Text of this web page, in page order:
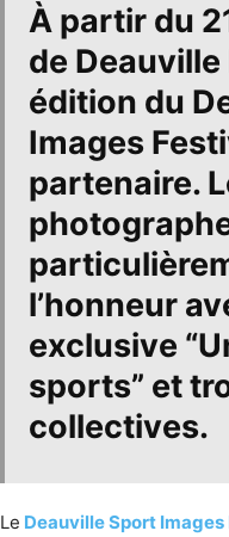
À partir du
de Deauville
édition du
Images
partenaire.
l’honneur
exclusive “
sports” et
collectives.
Le Deauville Sport